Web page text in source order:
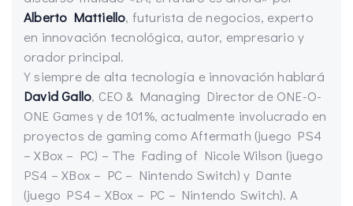
Alberto Mattiello, futurista de negocios, experto
en innovación tecnológica, autor, empresario y
orador principal.
Y siempre de alta tecnología e innovación hablará
David Gallo, CEO & Managing Director de ONE-O-
ONE Games y de 101%, actualmente involucrado en
proyectos de gaming como Aftermath (juego PS4
– XBox – PC) – The Fading of Nicole Wilson (juego
PS4 – XBox – PC – Nintendo Switch) y Dante
(juego PS4 – XBox – PC – Nintendo Switch). A